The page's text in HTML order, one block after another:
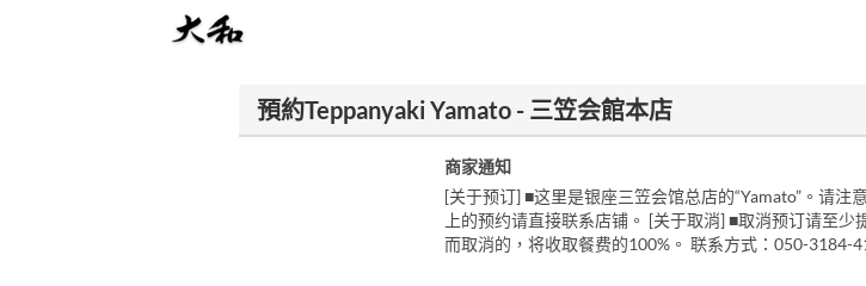
預約Teppanyaki Yamato - 三笠会館本店
商家通知
[关于预订] ■这里是银座三笠会馆总店的“Yamato”。请注
上的预约请直接联系店铺。 [关于取消] ■取消预订请至
而取消的，将收取餐费的100%。 联系方式：050-3184-